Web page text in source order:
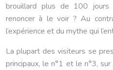
brouillard plus de 100
renoncer à le voir ? Au
l’expérience et du mythe qui
La plupart des visiteurs se
principaux, le n°1 et le n°3,